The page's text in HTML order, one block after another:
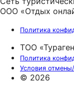
ООО «Отдых
Политика
ТОО
Политика
Условия
© 2026